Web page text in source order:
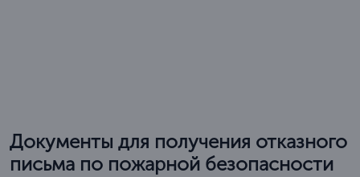
Документы для получения отказного
письма по пожарной безопасности